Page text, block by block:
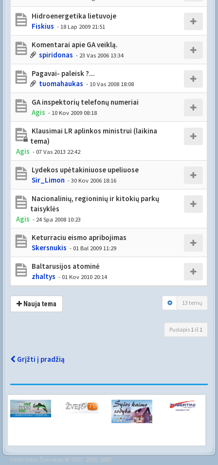
Hidroenergetika lietuvoje
Fiskius - 18 Lap 2009 21:51
Komentarai apie GA veiklą.
spiridonas - 23 Vas 2006 13:34
Pagavai- paleisk ?...
tuomahaukas - 10 Vas 2008 18:08
GA inspektorių telefonų numeriai
Agis - 10 Kov 2009 08:18
Klausimai LR aplinkos ministrui (laikina
tema)
Agis - 07 Vas 2013 22:42
Lydekos upėtakiniuose upeliuose
Sir_Limon - 30 Kov 2006 18:16
Nacionalinių, regioninių ir kitokių parkų
taisyklės
Agis - 24 Spa 2008 10:23
Keturraciu eismo apribojimas
Skersnukis - 01 Bal 2009 11:29
Baltarusijos atominė
zhaltys - 01 Kov 2010 20:14
Nauja tema 13 temų
Puslapis 1 iš 1
Grįžti į pradžią
VertėVilius Šumskas © 2003, 2005, 2007